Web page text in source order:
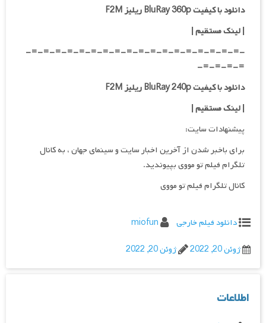
دانلود با کیفیت BluRay 360p ریلیز F2M
| لینک مستقیم|
-=-=-=-=-=-=-=-=-=-=-=-=-=-=-=-=-=-=-
=-=-=-=-
دانلود با کیفیت BluRay 240p ریلیز F2M
| لینک مستقیم|
پیشنهادات سایت:
برای باخبر شدن از آخرین اخبار سایت و سینمای جهان ، به کانال
تلگرام فیلم تو مووی بپیوندید.
کانال تلگرام فیلم تو مووی
دانلود فیلم خارجی
miofun
ژوئن 20, 2022
ژوئن 20, 2022
اطلاعات